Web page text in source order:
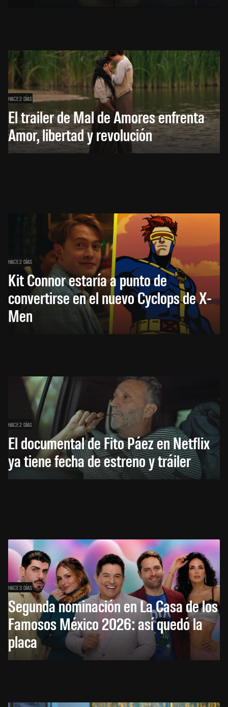
HACE 2 DÍAS
El trailer de Mal de Amores enfrenta
Amor, libertad y revolución
HACE 2 DÍAS
Kit Connor estaría a punto de
convertirse en el nuevo Cyclops de X-
Men
HACE 2 DÍAS
El documental de Fito Páez en Netflix
ya tiene fecha de estreno y tráiler
HACE 3 DÍAS
Segunda nominación en La Casa de los
Famosos México 2026: así quedó la
placa